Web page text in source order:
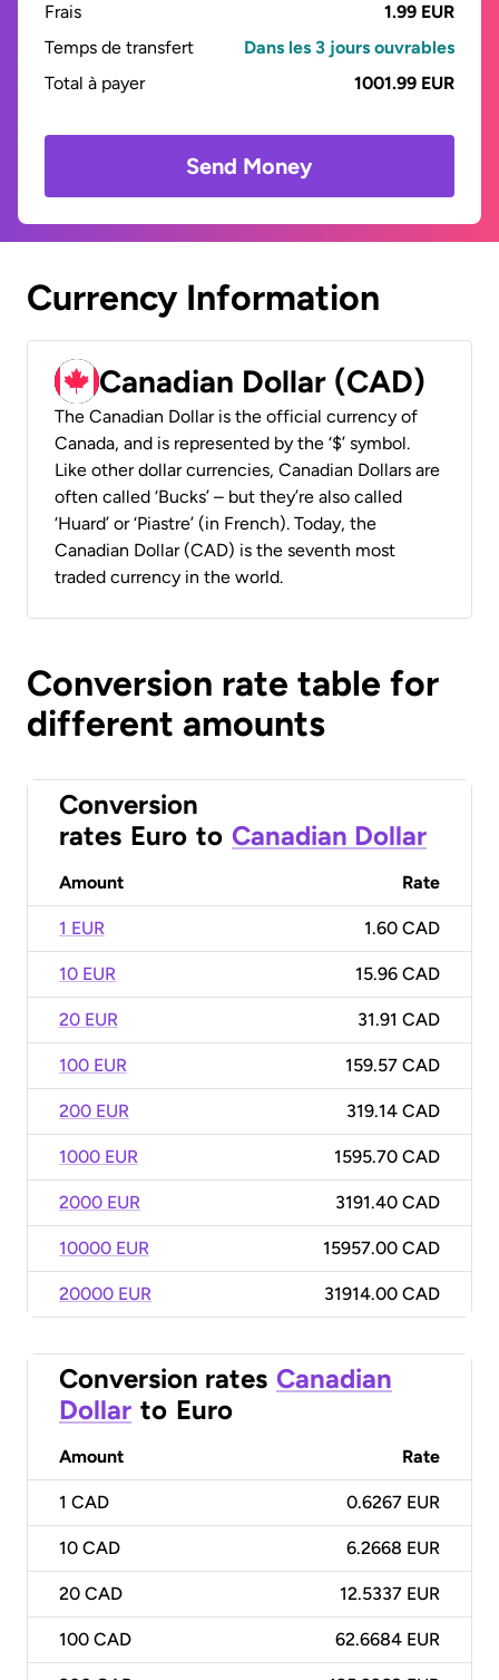
Frais
1.99 EUR
Temps de transfert
Dans les 3 jours ouvrables
Total à payer
1001.99 EUR
Send Money
Currency Information
Canadian Dollar (CAD)
The Canadian Dollar is the official currency of
Canada, and is represented by the ‘$’ symbol.
Like other dollar currencies, Canadian Dollars are
often called ‘Bucks’ – but they’re also called
‘Huard’ or ‘Piastre’ (in French). Today, the
Canadian Dollar (CAD) is the seventh most
traded currency in the world.
Conversion rate table for
different amounts
Conversion
rates Euro to Canadian Dollar
Amount Rate
1 EUR 1.60 CAD
10 EUR 15.96 CAD
20 EUR 31.91 CAD
100 EUR 159.57 CAD
200 EUR 319.14 CAD
1000 EUR 1595.70 CAD
2000 EUR 3191.40 CAD
10000 EUR 15957.00 CAD
20000 EUR 31914.00 CAD
Conversion rates Canadian
Dollar to Euro
Amount Rate
1 CAD 0.6267 EUR
10 CAD 6.2668 EUR
20 CAD 12.5337 EUR
100 CAD 62.6684 EUR